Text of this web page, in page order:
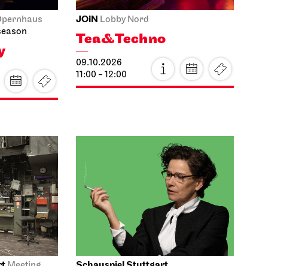
JOiN Lobby Nord
Tea&Techno
09.10.2026
11:00 - 12:00